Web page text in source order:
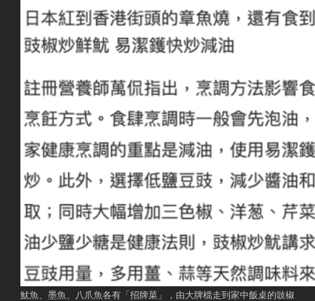
魷魚、墨魚、八爪魚各有「招牌菜」，由大牌檔走到家中飯桌的豉椒